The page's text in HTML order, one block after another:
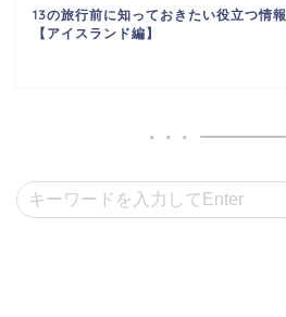
13の旅行前に知っておきたい役立つ情報
【アイスランド編】